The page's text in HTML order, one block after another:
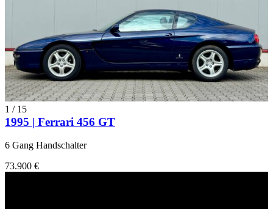
1 / 15
1995 | Ferrari 456 GT
6 Gang Handschalter
73.900 €